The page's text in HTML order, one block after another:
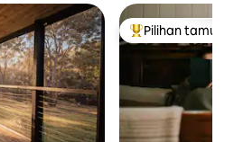
Pilihan tamu
Pilihan tamu